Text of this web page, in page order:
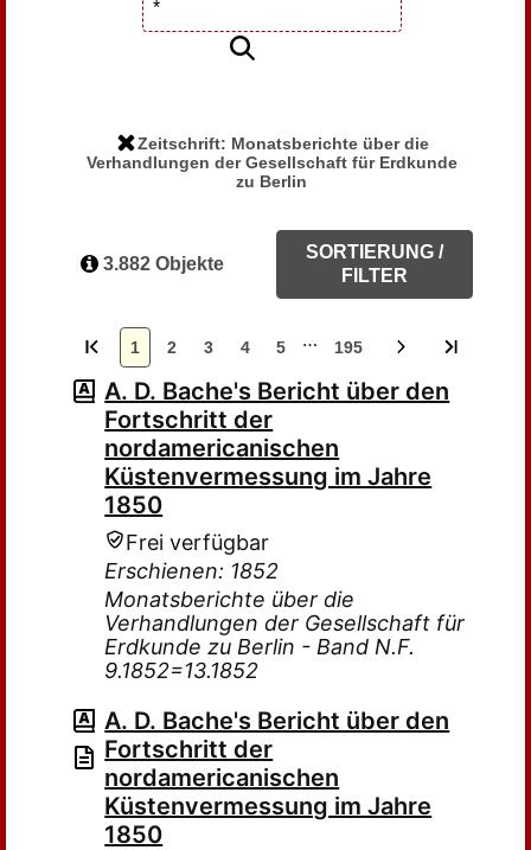
Zeitschrift: Monatsberichte über die
Verhandlungen der Gesellschaft für Erdkunde
zu Berlin
3.882 Objekte
SORTIERUNG /
FILTER
1 2 3 4 5 … 195
A. D. Bache's Bericht über den
Fortschritt der
nordamericanischen
Küstenvermessung im Jahre
1850
Frei verfügbar
Erschienen: 1852
Monatsberichte über die
Verhandlungen der Gesellschaft für
Erdkunde zu Berlin - Band N.F.
9.1852=13.1852
A. D. Bache's Bericht über den
Fortschritt der
nordamericanischen
Küstenvermessung im Jahre
1850